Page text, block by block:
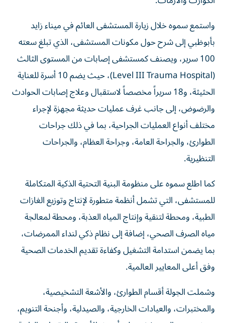
واستمع سموه خلال زيارة المستشفى العائم في ميناء زايد
بأبوظبي إلى شرح حول مكونات المستشفى، الذي تبلغ سعته
100 سرير، ويصنف كمستشفى إصابات من المستوى الثالث
(Level III Trauma Hospital)، حيث يضم 10 أسرة للعناية
الحثيثة، و18 سريراً مخصصاً لاستقبال وعلاج إصابات الحوادث
والرضوض، إلى جانب غرف عمليات حديثة مجهزة لإجراء
مختلف أنواع العمليات الجراحية، بما في ذلك جراحات
الطوارئ، والجراحة العامة، وجراحة العظام، والجراحات
التنظيرية.
كما اطلع سموه على منظومة البنية التحتية الذكية المتكاملة
للمستشفى، التي تشمل أنظمة متطورة لإنتاج وتوزيع الغازات
الطبية، ومحطة لتنقية وإنتاج المياه العذبة، ومحطة لمعالجة
مياه الصرف الصحي، إضافة إلى نظام ذكي لنداء الممرضات،
بما يضمن استدامة التشغيل وكفاءة تقديم الخدمات الصحية
وفق أعلى المعايير العالمية.
وشملت الجولة أقسام الطوارئ، والأشعة التشخيصية،
والمختبرات، والعيادات الخارجية، والصيدلية، وأجنحة التنويم،